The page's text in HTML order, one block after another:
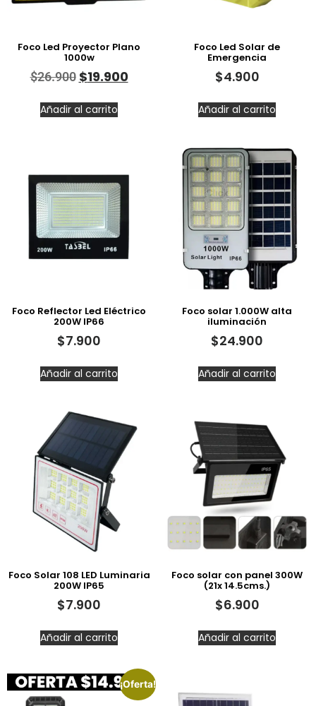
Foco Led Proyector Plano
1000w
$26.900 $19.900
Añadir al carrito
Foco Led Solar de
Emergencia
$4.900
Añadir al carrito
Foco Reflector Led Eléctrico
200W IP66
$7.900
Añadir al carrito
Foco solar 1.000W alta
iluminación
$24.900
Añadir al carrito
Foco Solar 108 LED Luminaria
200W IP65
$7.900
Añadir al carrito
Foco solar con panel 300W
(21x 14.5cms.)
$6.900
Añadir al carrito
¡Oferta!